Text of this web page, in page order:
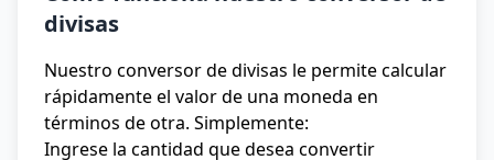
divisas
Nuestro conversor de divisas le permite calcular
rápidamente el valor de una moneda en
términos de otra. Simplemente:
Ingrese la cantidad que desea convertir